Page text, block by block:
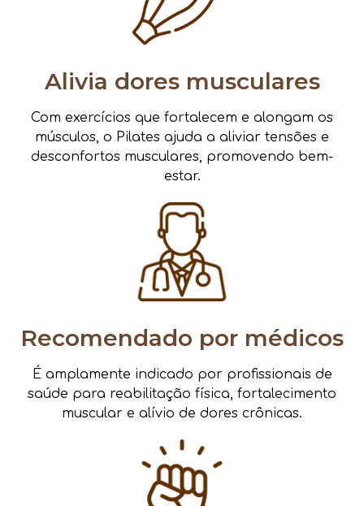
Alivia dores musculares
Com exercícios que fortalecem e alongam os
músculos, o Pilates ajuda a aliviar tensões e
desconfortos musculares, promovendo bem-
estar.
Recomendado por médicos
É amplamente indicado por profissionais de
saúde para reabilitação física, fortalecimento
muscular e alívio de dores crônicas.